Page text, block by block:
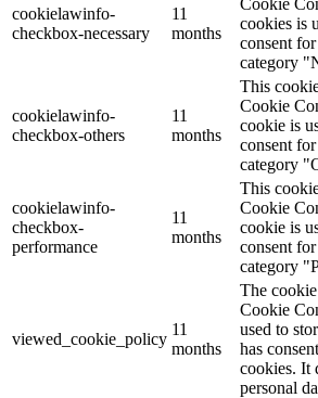
cookielawinfo-
checkbox-necessary
11
months
cookies is
consent
category
cookielawinfo-
checkbox-others
11
months
This
Cookie
cookie is
consent
category
cookielawinfo-
checkbox-
performance
11
months
This
Cookie
cookie is
consent
category
viewed_cookie_policy
11
months
The
Cookie
used to
has
cookies. It
personal